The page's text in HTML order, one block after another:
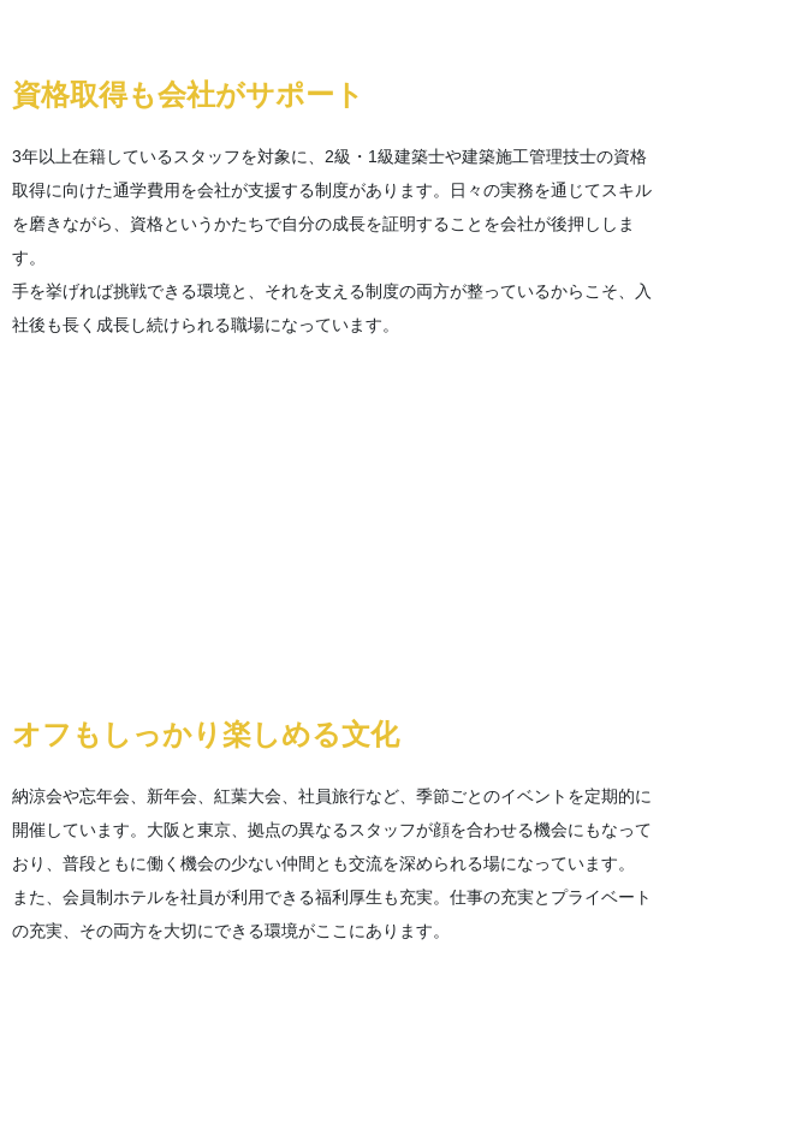
資格取得も会社がサポート
3年以上在籍しているスタッフを対象に、2級・1級建築士や建築施工管理技士の資格
取得に向けた通学費用を会社が支援する制度があります。日々の実務を通じてスキル
を磨きながら、資格というかたちで自分の成長を証明することを会社が後押ししま
す。
手を挙げれば挑戦できる環境と、それを支える制度の両方が整っているからこそ、入
社後も長く成長し続けられる職場になっています。
オフもしっかり楽しめる文化
納涼会や忘年会、新年会、紅葉大会、社員旅行など、季節ごとのイベントを定期的に
開催しています。大阪と東京、拠点の異なるスタッフが顔を合わせる機会にもなって
おり、普段ともに働く機会の少ない仲間とも交流を深められる場になっています。
また、会員制ホテルを社員が利用できる福利厚生も充実。仕事の充実とプライベート
の充実、その両方を大切にできる環境がここにあります。